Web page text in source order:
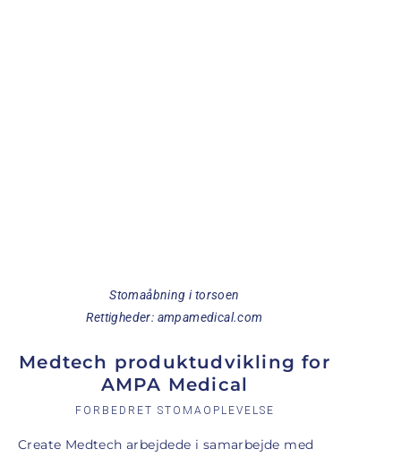
Stomaåbning i torsoen
Rettigheder: ampamedical.com
Medtech produktudvikling for
AMPA Medical
FORBEDRET STOMAOPLEVELSE
Create Medtech arbejdede i samarbejde med